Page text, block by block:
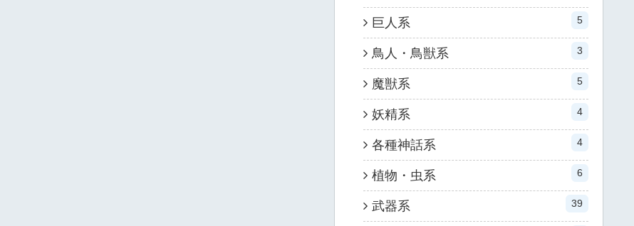
巨人系 5
鳥人・鳥獣系 3
魔獣系 5
妖精系 4
各種神話系 4
植物・虫系 6
武器系 39